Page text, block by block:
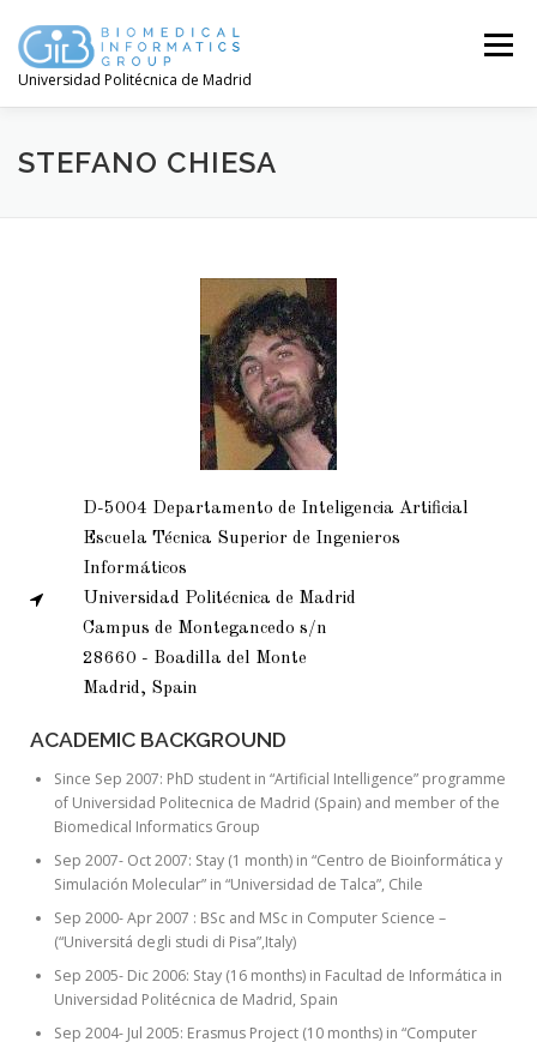
Universidad Politécnica de Madrid
Menú
STEFANO CHIESA
D-5004 Departamento de Inteligencia Artificial
Escuela Técnica Superior de Ingenieros
Informáticos
Universidad Politécnica de Madrid
Campus de Montegancedo s/n
28660 - Boadilla del Monte
Madrid, Spain
ACADEMIC BACKGROUND
Since Sep 2007: PhD student in “Artificial Intelligence” programme
of Universidad Politecnica de Madrid (Spain) and member of the
Biomedical Informatics Group
Sep 2007- Oct 2007: Stay (1 month) in “Centro de Bioinformática y
Simulación Molecular” in “Universidad de Talca”, Chile
Sep 2000- Apr 2007 : BSc and MSc in Computer Science –
(“Universitá degli studi di Pisa”,Italy)
Sep 2005- Dic 2006: Stay (16 months) in Facultad de Informática in
Universidad Politécnica de Madrid, Spain
Sep 2004- Jul 2005: Erasmus Project (10 months) in “Computer